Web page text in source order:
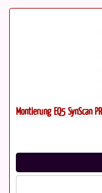
Montierung EQ5 SynScan